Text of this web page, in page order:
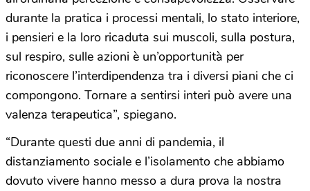
durante la pratica i processi mentali, lo stato interiore,
i pensieri e la loro ricaduta sui muscoli, sulla postura,
sul respiro, sulle azioni è un’opportunità per
riconoscere l’interdipendenza tra i diversi piani che ci
compongono. Tornare a sentirsi interi può avere una
valenza terapeutica”, spiegano.
“Durante questi due anni di pandemia, il
distanziamento sociale e l’isolamento che abbiamo
dovuto vivere hanno messo a dura prova la nostra